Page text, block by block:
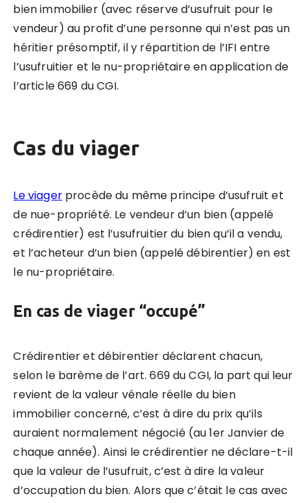
bien immobilier (avec réserve d’usufruit pour le
vendeur) au profit d’une personne qui n’est pas un
héritier présomptif, il y répartition de l’IFI entre
l’usufruitier et le nu-propriétaire en application de
l’article 669 du CGI.
Cas du viager
Le viagerprocède du même principe d’usufruit et
de nue-propriété. Le vendeur d’un bien (appelé
crédirentier) est l’usufruitier du bien qu’il a vendu,
et l’acheteur d’un bien (appelé débirentier) en est
le nu-propriétaire.
En cas de viager “occupé”
Crédirentier et débirentier déclarent chacun,
selon le barème de l’art. 669 du CGI, la part qui leur
revient de la valeur vénale réelle du bien
immobilier concerné, c’est à dire du prix qu’ils
auraient normalement négocié (au 1er Janvier de
chaque année). Ainsi le crédirentier ne déclare-t-il
que la valeur de l’usufruit, c’est à dire la valeur
d’occupation du bien. Alors que c’était le cas avec